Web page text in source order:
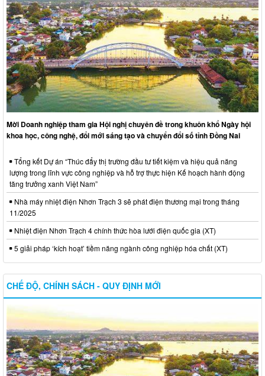
Mời Doanh nghiệp tham gia Hội nghị chuyên đề trong khuôn khổ Ngày hội
khoa học, công nghệ, đổi mới sáng tạo và chuyển đổi số tỉnh Đồng Nai
Tổng kết Dự án “Thúc đẩy thị trường đầu tư tiết kiệm và hiệu quả năng
lượng trong lĩnh vực công nghiệp và hỗ trợ thực hiện Kế hoạch hành động
tăng trưởng xanh Việt Nam”
Nhà máy nhiệt điện Nhơn Trạch 3 sẽ phát điện thương mại trong tháng
11/2025
Nhiệt điện Nhơn Trạch 4 chính thức hòa lưới điện quốc gia (XT)
5 giải pháp ‘kích hoạt’ tiềm năng ngành công nghiệp hóa chất (XT)
CHẾ ĐỘ, CHÍNH SÁCH - QUY ĐỊNH MỚI